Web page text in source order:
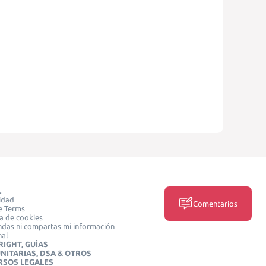
Terms
de cookies
ni compartas mi información
GUÍAS
DSA & OTROS
LEGALES
Comentarios